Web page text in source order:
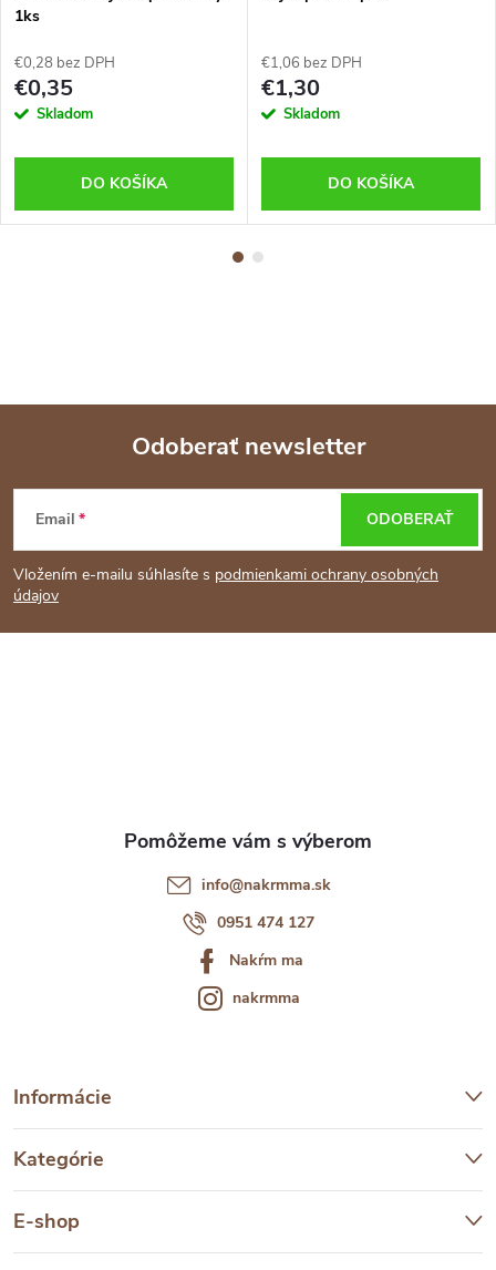
1ks
€0,28 bez DPH
€0,35
Skladom
DO KOŠÍKA
€1,06 bez DPH
€1,30
Skladom
DO KOŠÍKA
Z
á
p
Odoberať newsletter
Email
Vložením e-mailu súhlasíte s podmienkami ochrany osobných
údajov
ODOBERAŤ
Informácie
Kategórie
E-shop
info@nakrmma.sk
0951 474 127
Nakŕm ma
nakrmma